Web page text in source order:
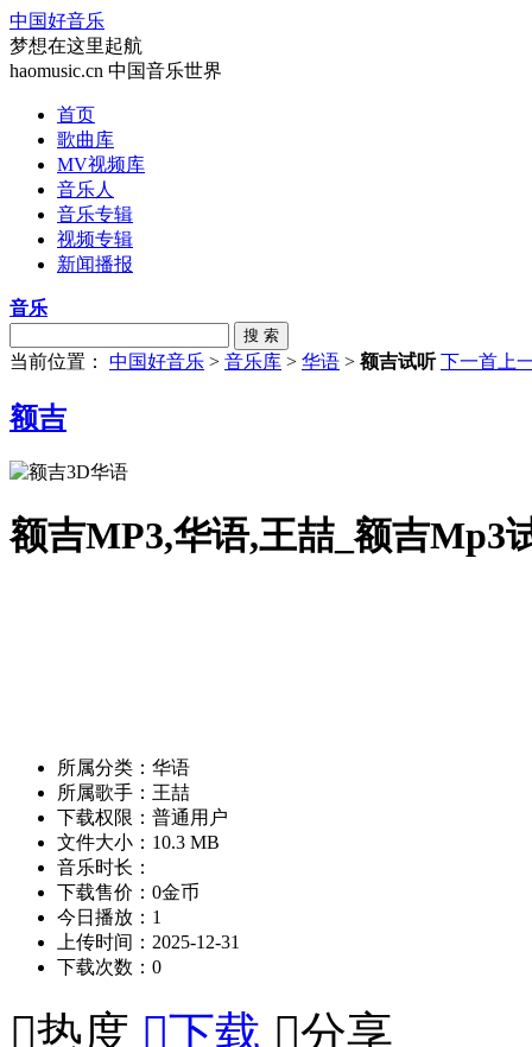
中国好音乐
梦想在这里起航
haomusic.cn 中国音乐世界
首页
歌曲库
MV视频库
音乐人
音乐专辑
视频专辑
新闻播报
音乐
搜 索
当前位置： 中国好音乐 > 音乐库 > 华语 > 额吉试听 下一首 上
额吉
额吉MP3,华语,王喆_额吉Mp3
所属分类：华语
所属歌手：王喆
下载权限：普通用户
文件大小：10.3 MB
音乐时长：
下载售价：0金币
今日播放：1
上传时间：2025-12-31
下载次数：0
热度 下载 分享